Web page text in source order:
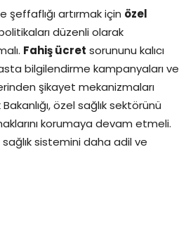
şeffaflığı artırmak için özel
düzenli olarak
Fahiş ücret sorununu kalıcı
bilgilendirme kampanyaları ve
şikayet mekanizmaları
özel sağlık sektörünü
korumaya devam etmeli.
sağlık sistemini daha adil ve